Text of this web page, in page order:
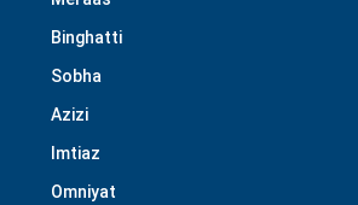
Binghatti
Sobha
Azizi
Imtiaz
Omniyat